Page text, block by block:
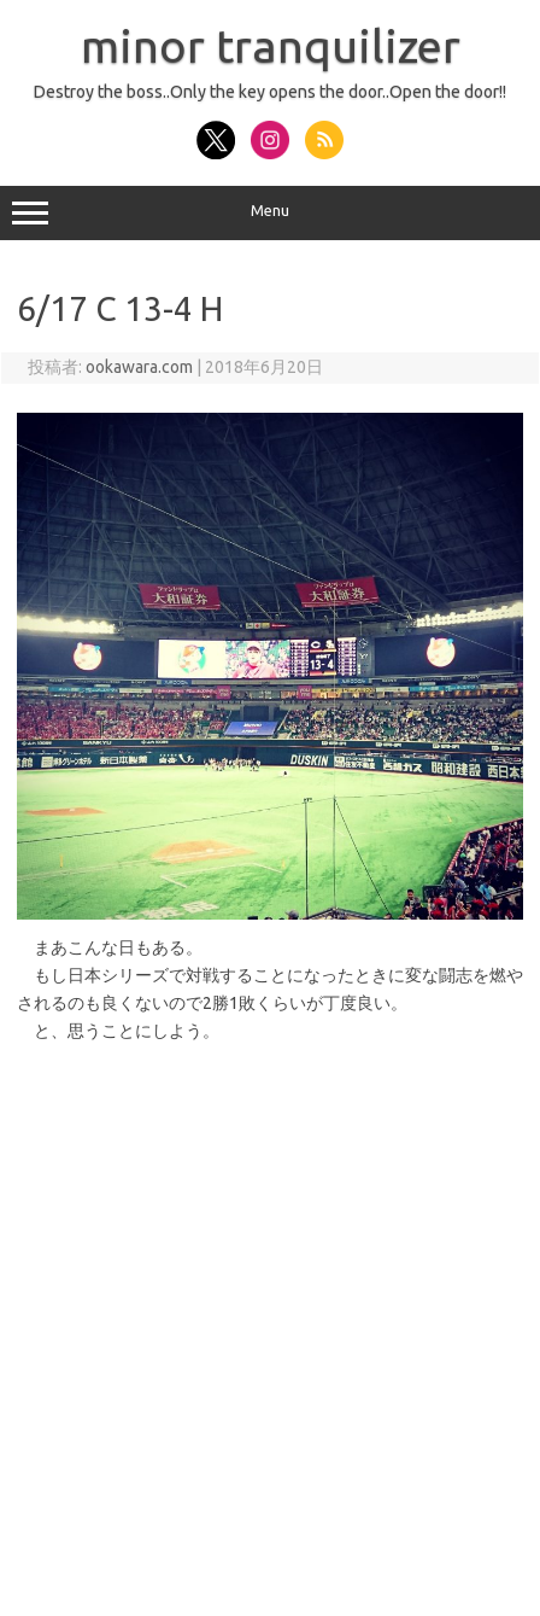
minor tranquilizer
Destroy the boss..Only the key opens the door..Open the door!!
Menu
6/17 C 13-4 H
投稿者: ookawara.com 2018年6月20日
まあこんな日もある。
もし日本シリーズで対戦することになったときに変な闘志を燃や
されるのも良くないので2勝1敗くらいが丁度良い。
と、思うことにしよう。